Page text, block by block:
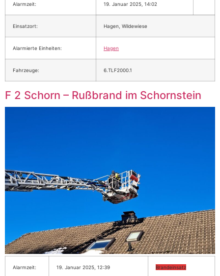
Alarmzeit: 19. Januar 2025, 14:02
Einsatzort: Hagen, Wildewiese
Alarmierte Einheiten: Hagen
Fahrzeuge: 6.TLF2000.1
F 2 Schorn – Rußbrand im Schornstein
Alarmzeit: 19. Januar 2025, 12:39 Brandeinsatz